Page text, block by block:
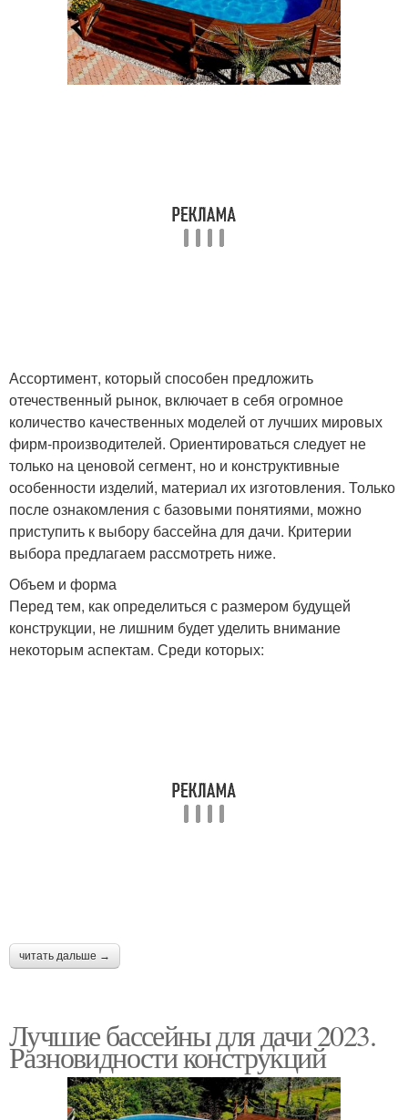
Ассортимент, который способен предложить
отечественный рынок, включает в себя огромное
количество качественных моделей от лучших мировых
фирм-производителей. Ориентироваться следует не
только на ценовой сегмент, но и конструктивные
особенности изделий, материал их изготовления. Только
после ознакомления с базовыми понятиями, можно
приступить к выбору бассейна для дачи. Критерии
выбора предлагаем рассмотреть ниже.
Объем и форма
Перед тем, как определиться с размером будущей
конструкции, не лишним будет уделить внимание
некоторым аспектам. Среди которых:
читать дальше →
Лучшие бассейны для дачи 2023.
Разновидности конструкций